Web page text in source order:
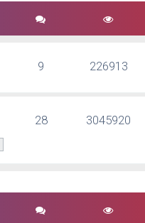
9 226913
28 3045920